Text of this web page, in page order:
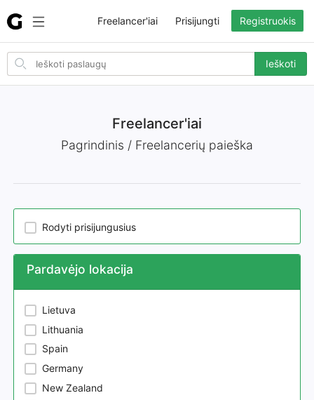
Search
items
Ieškoti
Freelancer'iai Prisijungti Registruokis
Freelancer'iai
Pagrindinis / Freelancerių paieška
Rodyti prisijungusius
Pardavėjo lokacija
Lietuva
Lithuania
Spain
Germany
New Zealand